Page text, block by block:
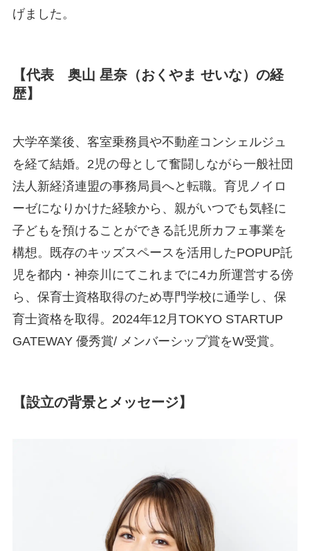
げました。
【代表 奥山 星奈（おくやま せいな）の経
歴】
大学卒業後、客室乗務員や不動産コンシェルジュ
を経て結婚。2児の母として奮闘しながら一般社団
法人新経済連盟の事務局員へと転職。育児ノイロ
ーゼになりかけた経験から、親がいつでも気軽に
子どもを預けることができる託児所カフェ事業を
構想。既存のキッズスペースを活用したPOPUP託
児を都内・神奈川にてこれまでに4カ所運営する傍
ら、保育士資格取得のため専門学校に通学し、保
育士資格を取得。2024年12月TOKYO STARTUP
GATEWAY 優秀賞/ メンバーシップ賞をW受賞。
【設立の背景とメッセージ】